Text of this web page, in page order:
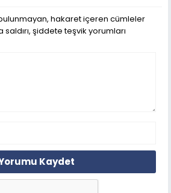
hakaret içeren cümleler
şiddete teşvik yorumları
Kaydet